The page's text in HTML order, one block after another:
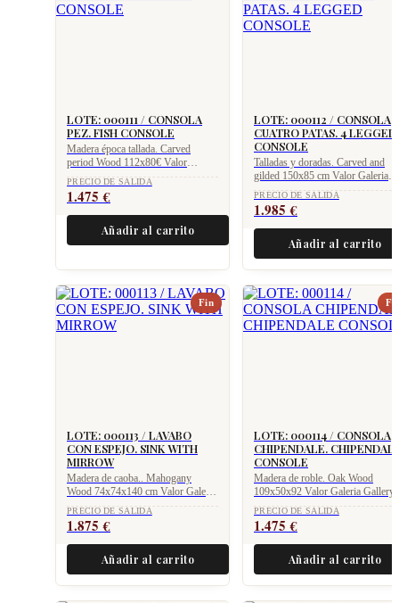
LOTE: 000111 / CONSOLA
PEZ. FISH CONSOLE
Madera época tallada. Carved
period Wood 112x80€ Valor
Galeria Gallery value 2.750 €
PRECIO DE SALIDA
1.475€
Añadir al carrito
LOTE: 000112 / CONSOLA
CUATRO PATAS. 4 LEGGED
CONSOLE
Talladas y doradas. Carved and
gilded 150x85 cm Valor Galeria
Gallery value 3.975 €
PRECIO DE SALIDA
1.985€
Añadir al carrito
LOTE: 000113 / LAVABO
CON ESPEJO. SINK WITH
MIRROW
Madera de caoba.. Mahogany
Wood 74x74x140 cm Valor Galeria
Gallery value 3.750 €
PRECIO DE SALIDA
1.875€
Fin
Añadir al carrito
LOTE: 000114 / CONSOLA
CHIPENDALE.
CONSOLE
Madera de roble. Oak Wood
109x50x92 Valor Galeria Gallery
value 2.975 €
PRECIO DE SALIDA
1.475€
Añadir al carrito